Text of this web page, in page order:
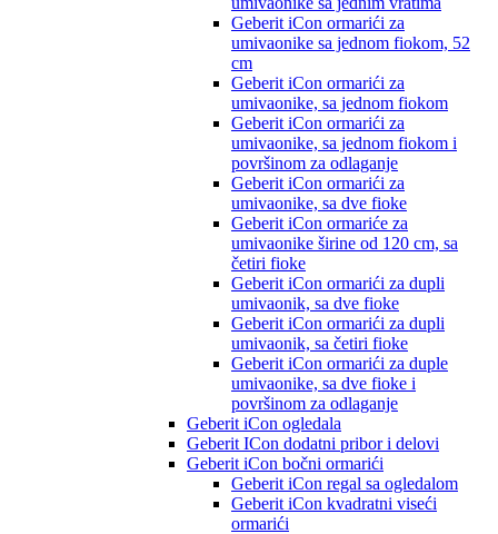
Geberit iCon ormarići za
umivaonike sa jednom fiokom, 52
cm
Geberit iCon ormarići za
umivaonike, sa jednom fiokom
Geberit iCon ormarići za
umivaonike, sa jednom fiokom i
površinom za odlaganje
Geberit iCon ormarići za
umivaonike, sa dve fioke
Geberit iCon ormariće za
umivaonike širine od 120 cm, sa
četiri fioke
Geberit iCon ormarići za dupli
umivaonik, sa dve fioke
Geberit iCon ormarići za dupli
umivaonik, sa četiri fioke
Geberit iCon ormarići za duple
umivaonike, sa dve fioke i
površinom za odlaganje
Geberit iCon ogledala
Geberit ICon dodatni pribor i delovi
Geberit iCon bočni ormarići
Geberit iCon regal sa ogledalom
Geberit iCon kvadratni viseći
ormarići